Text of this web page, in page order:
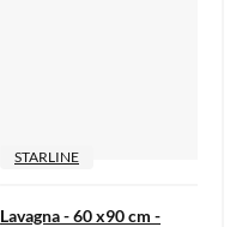
STARLINE
Lavagna - 60 x90 cm -